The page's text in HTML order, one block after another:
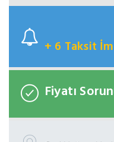
+ 6 Taksit
Fiyatı